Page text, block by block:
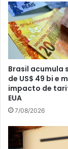
Brasil acumula
de US$ 49 bi e
impacto de
EUA
7/08/2026